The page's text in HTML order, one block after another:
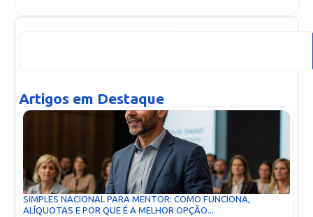
Artigos em Destaque
SIMPLES NACIONAL PARA MENTOR: COMO FUNCIONA,
ALÍQUOTAS E POR QUE É A MELHOR OPÇÃO...